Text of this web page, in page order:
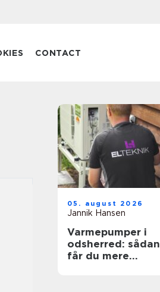
CONTACT
05. august 2026
Jannik Hansen
Varmepumper i
odsherred: sådan
får du mere